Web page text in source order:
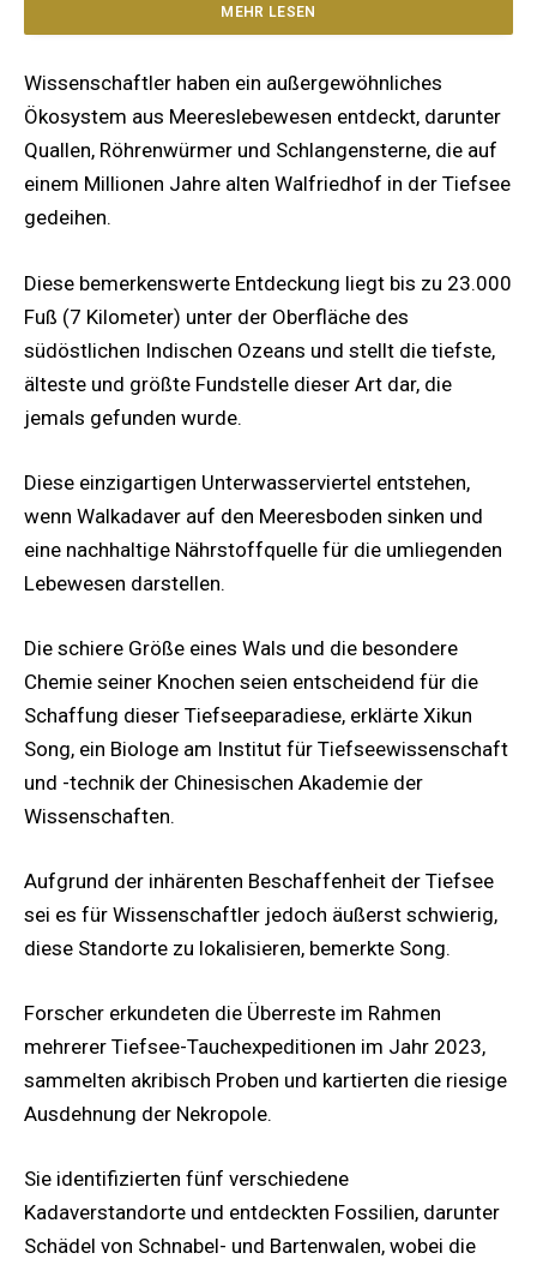
MEHR LESEN
Wissenschaftler haben ein außergewöhnliches
Ökosystem aus Meereslebewesen entdeckt, darunter
Quallen, Röhrenwürmer und Schlangensterne, die auf
einem Millionen Jahre alten Walfriedhof in der Tiefsee
gedeihen.
Diese bemerkenswerte Entdeckung liegt bis zu 23.000
Fuß (7 Kilometer) unter der Oberfläche des
südöstlichen Indischen Ozeans und stellt die tiefste,
älteste und größte Fundstelle dieser Art dar, die
jemals gefunden wurde.
Diese einzigartigen Unterwasserviertel entstehen,
wenn Walkadaver auf den Meeresboden sinken und
eine nachhaltige Nährstoffquelle für die umliegenden
Lebewesen darstellen.
Die schiere Größe eines Wals und die besondere
Chemie seiner Knochen seien entscheidend für die
Schaffung dieser Tiefseeparadiese, erklärte Xikun
Song, ein Biologe am Institut für Tiefseewissenschaft
und -technik der Chinesischen Akademie der
Wissenschaften.
Aufgrund der inhärenten Beschaffenheit der Tiefsee
sei es für Wissenschaftler jedoch äußerst schwierig,
diese Standorte zu lokalisieren, bemerkte Song.
Forscher erkundeten die Überreste im Rahmen
mehrerer Tiefsee-Tauchexpeditionen im Jahr 2023,
sammelten akribisch Proben und kartierten die riesige
Ausdehnung der Nekropole.
Sie identifizierten fünf verschiedene
Kadaverstandorte und entdeckten Fossilien, darunter
Schädel von Schnabel- und Bartenwalen, wobei die